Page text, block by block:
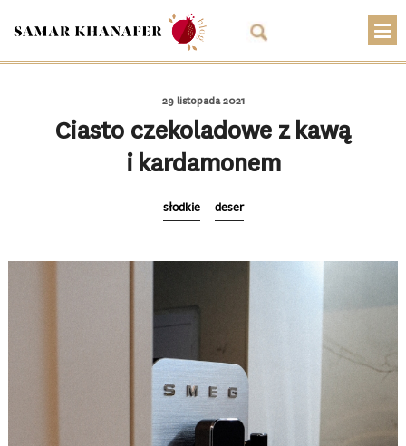
Przepisy
Artykuły
Koszyk
29 listopada 2021
Ciasto czekoladowe z kawą
i kardamonem
słodkie deser